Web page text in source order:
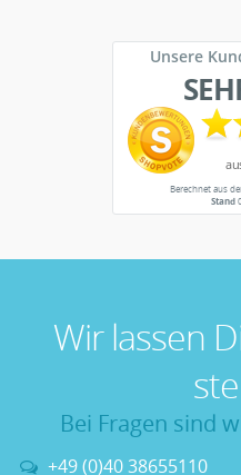
Unsere
Berechnet aus
Stand
Wir lassen
Bei Fragen sind
+49 (0)40 38655110